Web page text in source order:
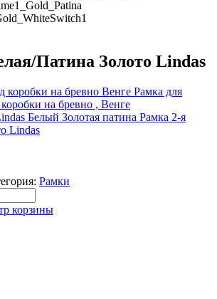
Патина Золото Lindas
Рамка для
на бревно , Венге
Рамка 2-я
Lindas
Рамки
корзины